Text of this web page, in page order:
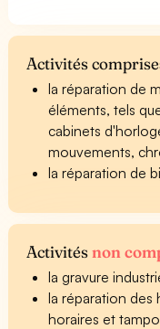
Activités
la réparation de
éléments, tels
cabinets
mouvements,
la réparation de
Activitésnon
la gravure
la réparation des
horaires et